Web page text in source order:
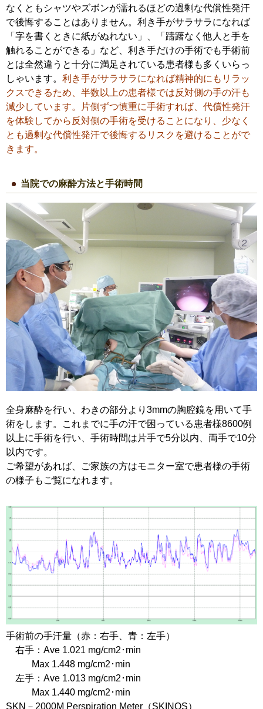
なくともシャツやズボンが濡れるほどの過剰な代償性発汗
で後悔することはありません。利き手がサラサラになれば
「字を書くときに紙がぬれない」、「躊躇なく他人と手を
触れることができる」など、利き手だけの手術でも手術前
とは全然違うと十分に満足されている患者様も多くいらっ
しゃいます。 利き手がサラサラになれば精神的にもリラッ
クスできるため、半数以上の患者様では反対側の手の汗も
減少しています。片側ずつ慎重に手術すれば、代償性発汗
を体験してから反対側の手術を受けることになり、少なく
とも過剰な代償性発汗で後悔するリスクを避けることがで
きます。
当院での麻酔方法と手術時間
全身麻酔を行い、わきの部分より3mmの胸腔鏡を用いて手
術をします。これまでに手の汗で困っている患者様8600例
以上に手術を行い、手術時間は片手で5分以内、両手で10分
以内です。
ご希望があれば、ご家族の方はモニター室で患者様の手術
の様子もご覧になれます。
手術前の手汗量（赤：右手、青：左手）
右手：Ave 1.021 mg/cm2･min
Max 1.448 mg/cm2･min
左手：Ave 1.013 mg/cm2･min
Max 1.440 mg/cm2･min
SKN－2000M Perspiration Meter（SKINOS）